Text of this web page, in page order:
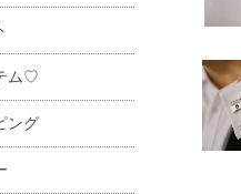
ム♡
ング